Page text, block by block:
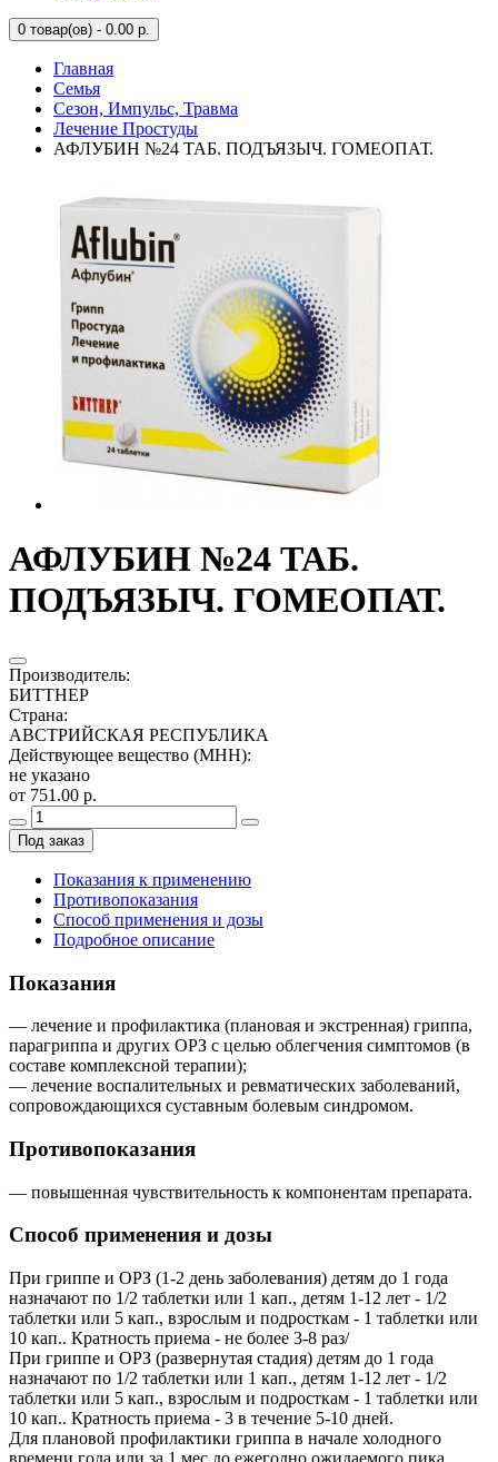
0 товар(ов) - 0.00 р.
Главная
Семья
Сезон, Импульс, Травма
Лечение Простуды
АФЛУБИН №24 ТАБ. ПОДЪЯЗЫЧ. ГОМЕОПАТ.
АФЛУБИН №24 ТАБ.
ПОДЪЯЗЫЧ. ГОМЕОПАТ.
Производитель:
БИТТНЕР
Страна:
АВСТРИЙСКАЯ РЕСПУБЛИКА
Действующее вещество (МНН):
не указано
от 751.00 р.
Под заказ
Показания к применению
Противопоказания
Способ применения и дозы
Подробное описание
Показания
— лечение и профилактика (плановая и экстренная) гриппа,
парагриппа и других ОРЗ с целью облегчения симптомов (в
составе комплексной терапии);
— лечение воспалительных и ревматических заболеваний,
сопровождающихся суставным болевым синдромом.
Противопоказания
— повышенная чувствительность к компонентам препарата.
Способ применения и дозы
При гриппе и ОРЗ (1-2 день заболевания) детям до 1 года
назначают по 1/2 таблетки или 1 кап., детям 1-12 лет - 1/2
таблетки или 5 кап., взрослым и подросткам - 1 таблетки или
10 кап.. Кратность приема - не более 3-8 раз/
При гриппе и ОРЗ (развернутая стадия) детям до 1 года
назначают по 1/2 таблетки или 1 кап., детям 1-12 лет - 1/2
таблетки или 5 кап., взрослым и подросткам - 1 таблетки или
10 кап.. Кратность приема - 3 в течение 5-10 дней.
Для плановой профилактики гриппа в начале холодного